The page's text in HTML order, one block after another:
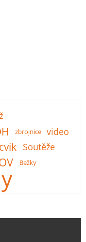
zbrojnice video
Soutěže
Bežky